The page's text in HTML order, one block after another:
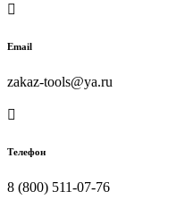

Email
zakaz-tools@ya.ru

Телефон
8 (800) 511-07-76